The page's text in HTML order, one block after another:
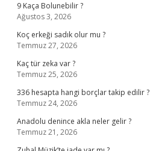
9 Kaça Bolunebilir ?
Ağustos 3, 2026
Koç erkeği sadık olur mu ?
Temmuz 27, 2026
Kaç tür zeka var ?
Temmuz 25, 2026
336 hesapta hangi borçlar takip edilir ?
Temmuz 24, 2026
Anadolu denince akla neler gelir ?
Temmuz 21, 2026